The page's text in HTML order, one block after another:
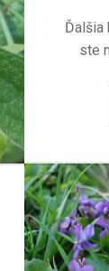
Ďalšia
ste